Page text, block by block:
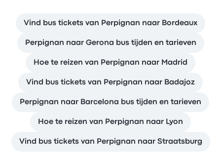
Vind bus tickets van Perpignan naar Bordeaux
Perpignan naar Gerona bus tijden en tarieven
Hoe te reizen van Perpignan naar Madrid
Vind bus tickets van Perpignan naar Badajoz
Perpignan naar Barcelona bus tijden en tarieven
Hoe te reizen van Perpignan naar Lyon
Vind bus tickets van Perpignan naar Straatsburg